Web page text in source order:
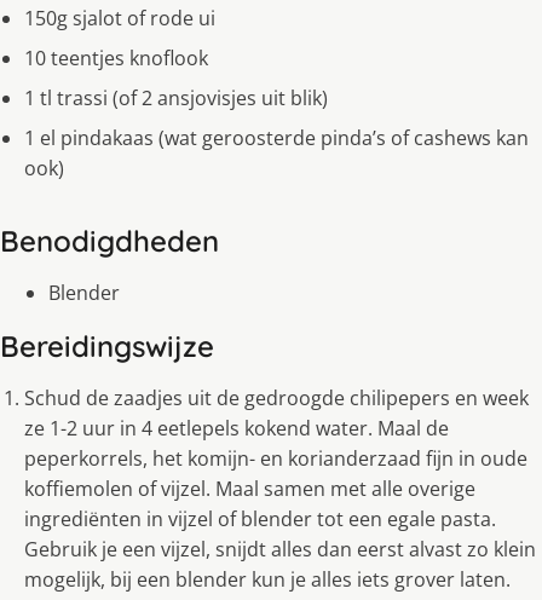
150g sjalot of rode ui
10 teentjes knoflook
1 tl trassi (of 2 ansjovisjes uit blik)
1 el pindakaas (wat geroosterde pinda’s of cashews kan
ook)
Benodigdheden
Blender
Bereidingswijze
Schud de zaadjes uit de gedroogde chilipepers en week
ze 1-2 uur in 4 eetlepels kokend water. Maal de
peperkorrels, het komijn- en korianderzaad fijn in oude
koffiemolen of vijzel. Maal samen met alle overige
ingrediënten in vijzel of blender tot een egale pasta.
Gebruik je een vijzel, snijdt alles dan eerst alvast zo klein
mogelijk, bij een blender kun je alles iets grover laten.